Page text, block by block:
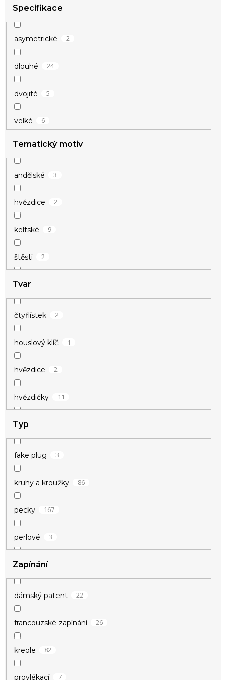
žlutá 14
Specifikace
asymetrické 2
dlouhé 24
dvojité 5
velké 6
Tematický motiv
andělské 3
hvězdice 2
keltské 9
štěstí 2
vánoční
zamilované
Tvar
čtyřlístek 2
houslový klíč 1
hvězdice 2
hvězdičky 11
kotva
kroužek
kroužky
kruhy 12
křídla
křivka EKG
Typ
fake plug 3
kruhy a kroužky 86
pecky 167
perlové 3
podélné
řetízkové
visací 94
Zapínání
dámský patent 22
francouzské zapínání 26
kreole 82
provlékací 7